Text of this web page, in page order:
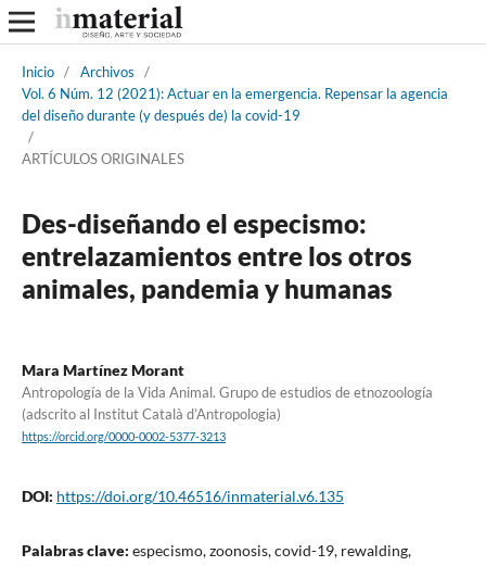
Inicio / Archivos
/
Vol. 6 Núm. 12 (2021): Actuar en la emergencia. Repensar la agencia
del diseño durante (y después de) la covid-19
/
ARTÍCULOS ORIGINALES
Des-diseñando el especismo:
entrelazamientos entre los otros
animales, pandemia y humanas
Mara Martínez Morant
Antropología de la Vida Animal. Grupo de estudios de etnozoología
(adscrito al Institut Català d’Antropologia)
https://orcid.org/0000-0002-5377-3213
DOI: https://doi.org/10.46516/inmaterial.v6.135
Palabras clave: especismo, zoonosis, covid-19, rewalding,